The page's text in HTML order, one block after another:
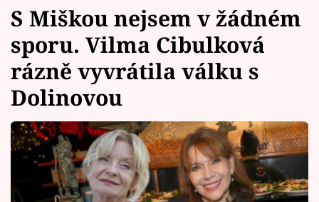
Témata
Celebrity
Vztahy
Seriály
Horoskopy
S Miškou nejsem v žádném
sporu. Vilma Cibulková
rázně vyvrátila válku s
Dolinovou